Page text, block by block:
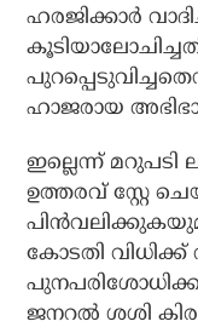
ഹരജിക്കാര്‍
ഹാജരായ
ഇല്ലെന്ന് മറുപടി
ഉത്തരവ് സ്റ്റേ
കോടതി
ജനറല്‍ ശശി